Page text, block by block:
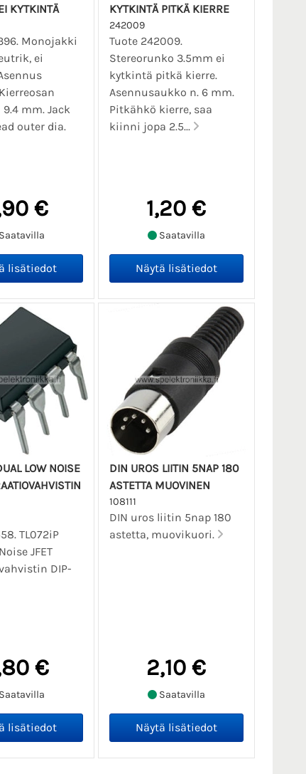
KYTKINTÄ
Monojakki
ei
mm. Jack
outer dia.
€
KYTKINTÄ PITKÄ KIERRE
242009
Tuote 242009.
Stereorunko 3.5mm ei
kytkintä pitkä kierre.
Asennusaukko n. 6 mm.
Pitkähkö kierre, saa
kiinni jopa 2.5...
1,20 €
Saatavilla
LOW NOISE
TL072iP
JFET
DIP-
€
DIN UROS LIITIN 5NAP 180
ASTETTA MUOVINEN
108111
DIN uros liitin 5nap 180
astetta, muovikuori.
2,10 €
Saatavilla